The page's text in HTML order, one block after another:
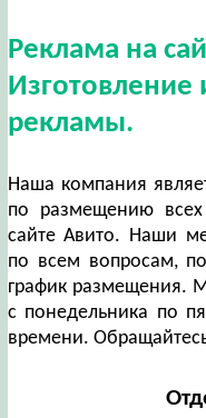
Реклама на
рекламы.
Наша компания
по размещению
сайте Авито. Наши
по всем вопросам,
график размещения.
с понедельника по
времени.